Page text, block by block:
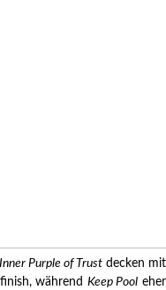
Inner Purple of Trust decken mit
während Keep Pool eher